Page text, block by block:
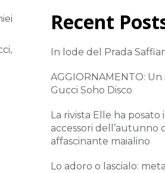
Recent
In lode del Prada
AGGIORNAMENTO:
Gucci Soho Disco
La rivista Elle ha posato
accessori dell’autunno
affascinante maialino
Lo adoro o lascialo: